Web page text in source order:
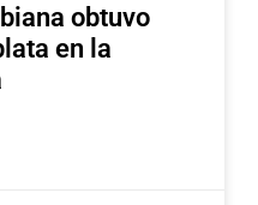
obtuvo
en la